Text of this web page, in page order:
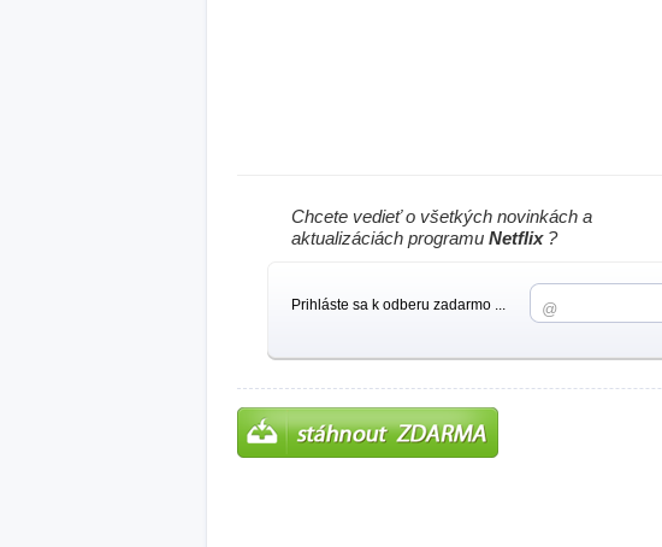
Chcete vedieť o všetkých novinkách a
aktualizáciách programu Netflix ?
Prihláste sa k odberu zadarmo ...